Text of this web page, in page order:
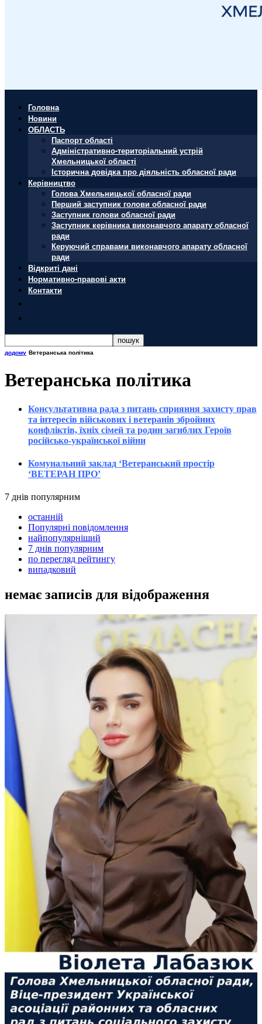
Головна
Новини
ОБЛАСТЬ
Паспорт області
Адміністративно-територіальний устрій
Хмельницької області
Історична довідка про діяльність обласної ради
Керівництво
Голова Хмельницької обласної ради
Перший заступник голови обласної ради
Заступник голови обласної ради
Заступник керівника виконавчого апарату обласної
ради
Керуючий справами виконавчого апарату обласної
ради
Відкриті дані
Нормативно-правові акти
Контакти
додому Ветеранська політика
Ветеранська політика
Консультативна рада з питань сприяння захисту прав
та інтересів військових і ветеранів збройних
конфліктів, їхніх сімей та родин загиблих Героїв
російсько-української війни
Комунальний заклад ‘Ветеранський простір
‘ВЕТЕРАН ПРО’
7 днів популярним
останній
Популярні повідомлення
найпопулярніший
7 днів популярним
по перегляд рейтингу
випадковий
немає записів для відображення